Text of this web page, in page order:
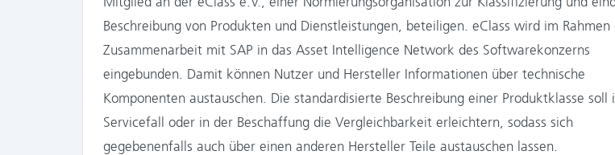
Beschreibung von Produkten und Dienstleistungen, beteiligen. eClass wird im Rahmen
Zusammenarbeit mit SAP in das Asset Intelligence Network des Softwarekonzerns
eingebunden. Damit können Nutzer und Hersteller Informationen über technische
Komponenten austauschen. Die standardisierte Beschreibung einer Produktklasse soll
Servicefall oder in der Beschaffung die Vergleichbarkeit erleichtern, sodass sich
gegebenenfalls auch über einen anderen Hersteller Teile austauschen lassen.